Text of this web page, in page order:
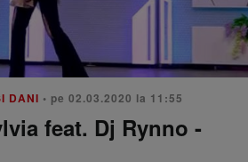
DANI • pe 02.03.2020 la 11:55
feat. Dj Rynno -